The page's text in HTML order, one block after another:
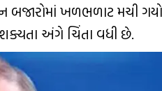
ખળભળાટ મચી
અંગે ચિંતા વધી છે.